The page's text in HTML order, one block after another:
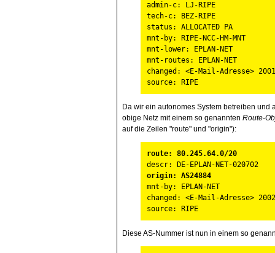
admin-c: LJ-RIPE
tech-c: BEZ-RIPE
status: ALLOCATED PA
mnt-by: RIPE-NCC-HM-MNT
mnt-lower: EPLAN-NET
mnt-routes: EPLAN-NET
changed: <E-Mail-Adresse>
source: RIPE
Da wir ein autonomes System betreiben
obige Netz mit einem so genannten Route-
auf die Zeilen "route" und "origin"):
route: 80.245.64.0/20
descr: DE-EPLAN-NET-020702
origin: AS24884
mnt-by: EPLAN-NET
changed: <E-Mail-Adresse>
source: RIPE
Diese AS-Nummer ist nun in einem so